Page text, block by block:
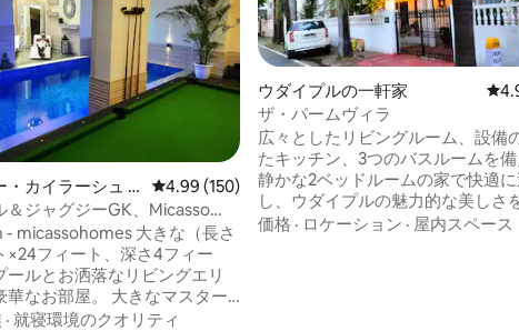
つ星の平均評価
・カイラーシュ II
レビュー150件、5つ星中4.99つ星の平均評価
4.99 (150)
＆ジャグジーGK、Micasso
ーティー禁止
大きな（長さ
×24フィート、深さ4フィー
ールとお洒落なリビングエリ
屋。 大きなマスター
には、スイート内のバスル
· 就寝環境のクオリティ
ウダイプルの一軒家 レ
ザ・パームヴィラ
広々としたリビングルーム、設備
たキッチン、3つのバスルームを備
静かな2ベッドルームの家で快適
し、ウダイプルの魅力的な美しさ
してください。 楽しいラジプートの家族
価格 · ロケーション · 屋内スペース